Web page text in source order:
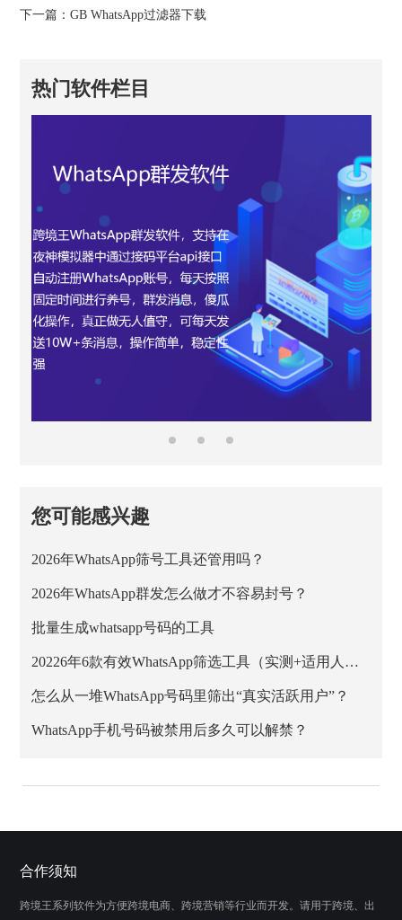
下一篇：GB WhatsApp过滤器下载
热门软件栏目
您可能感兴趣
2026年WhatsApp筛号工具还管用吗？
2026年WhatsApp群发怎么做才不容易封号？
批量生成whatsapp号码的工具
20226年6款有效WhatsApp筛选工具（实测+适用人群）
怎么从一堆WhatsApp号码里筛出“真实活跃用户”？
WhatsApp手机号码被禁用后多久可以解禁？
合作须知
跨境王系列软件为方便跨境电商、跨境营销等行业而开发。请用于跨境、出